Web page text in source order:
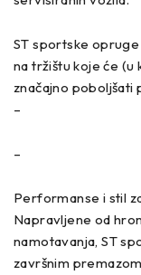
ST sportske
na tržištu koje će (u
značajno poboljšati
–
–
Performanse i stil
Napravljene od
namotavanja, ST
završnim